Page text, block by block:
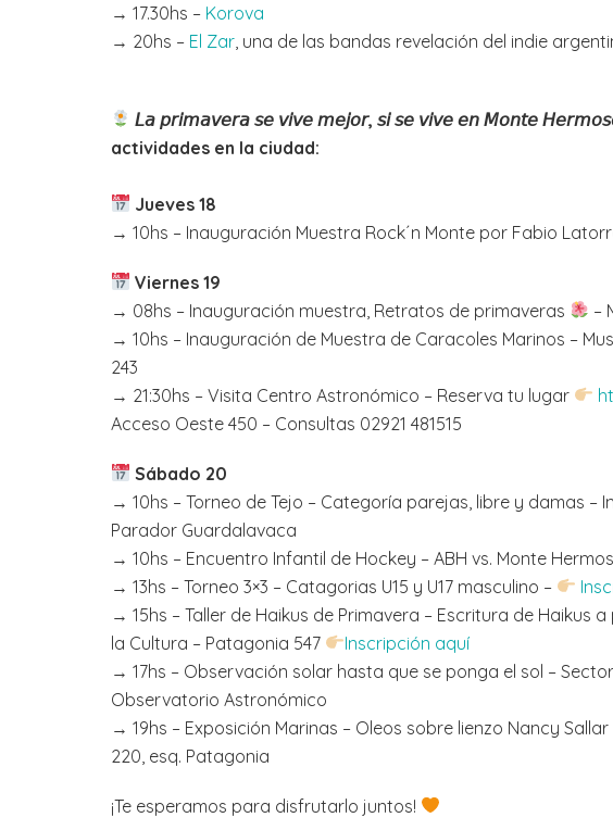
→ 17.30hs – Korova
→ 20hs – El Zar , una de las bandas revelación del indie
𝘓𝘢 𝘱𝘳𝘪𝘮𝘢𝘷𝘦𝘳𝘢 𝘴𝘦 𝘷𝘪𝘷𝘦 𝘮𝘦𝘫𝘰𝘳, 𝘴𝘪 𝘴𝘦 𝘷𝘪𝘷𝘦 𝘦𝘯 𝘔𝘰𝘯𝘵𝘦
actividades en la ciudad:
Jueves 18
→ 10hs – Inauguración Muestra Rock´n Monte por Fabio
Viernes 19
→ 08hs – Inauguración muestra, Retratos de primaveras
–
→ 10hs – Inauguración de Muestra de Caracoles Marinos –
243
→ 21:30hs – Visita Centro Astronómico – Reserva tu lugar
Acceso Oeste 450 – Consultas 02921 481515
Sábado 20
→ 10hs – Torneo de Tejo – Categoría parejas, libre y damas –
Parador Guardalavaca
→ 10hs – Encuentro Infantil de Hockey – ABH vs. Monte
→ 13hs – Torneo 3×3 – Catagorias U15 y U17 masculino –
→ 15hs – Taller de Haikus de Primavera – Escritura de Haikus
la Cultura – Patagonia 547
Inscripción aquí
→ 17hs – Observación solar hasta que se ponga el sol –
Observatorio Astronómico
→ 19hs – Exposición Marinas – Oleos sobre lienzo Nancy
220, esq. Patagonia
¡Te esperamos para disfrutarlo juntos!